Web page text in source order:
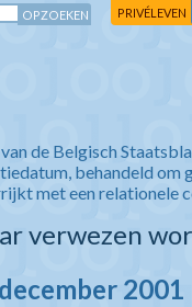
PRIVÉLEVEN
de Belgisch
behandeld om
met een relationele
verwezen
2001